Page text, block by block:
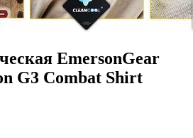
EmersonGear
G3 Combat Shirt